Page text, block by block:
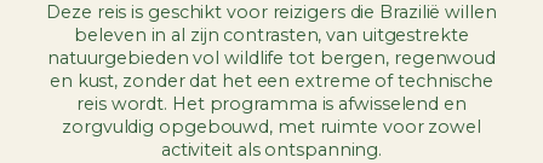
Deze reis is geschikt voor reizigers die Brazilië willen
beleven in al zijn contrasten, van uitgestrekte
natuurgebieden vol wildlife tot bergen, regenwoud
en kust, zonder dat het een extreme of technische
reis wordt. Het programma is afwisselend en
zorgvuldig opgebouwd, met ruimte voor zowel
activiteit als ontspanning.